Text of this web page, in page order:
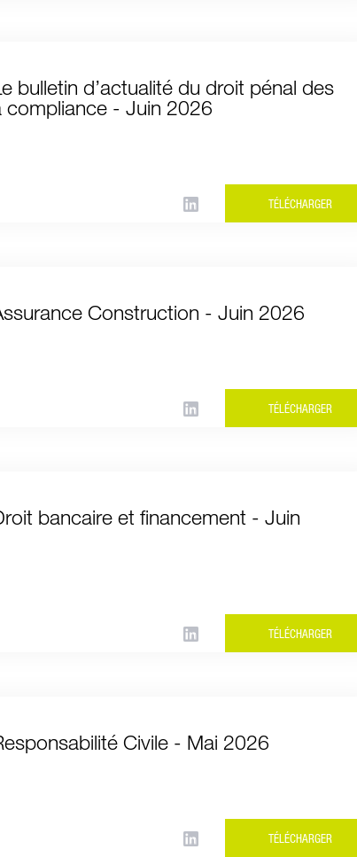
bulletin d’actualité du droit pénal des
compliance - Juin 2026
TÉLÉCHARGER
Construction - Juin 2026
TÉLÉCHARGER
bancaire et financement - Juin
TÉLÉCHARGER
Civile - Mai 2026
TÉLÉCHARGER